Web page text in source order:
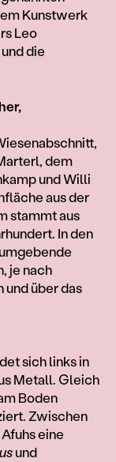
Kunstwerk
Leo
die
dem
und Willi
aus der
stammt aus
In den
je nach
über das
sich links in
Metall. Gleich
Boden
Zwischen
eine
und
6